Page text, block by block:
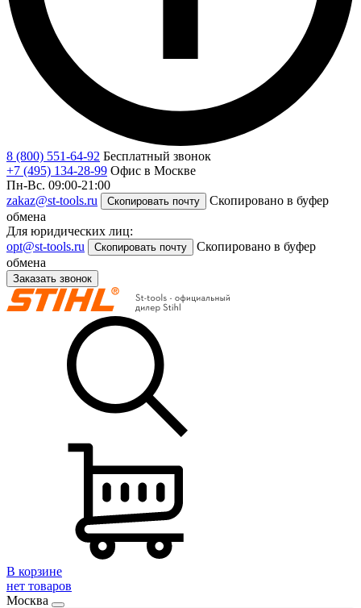
8 (800) 551-64-92 Бесплатный звонок
+7 (495) 134-28-99 Офис в Москве
Пн-Вс. 09:00-21:00
zakaz@st-tools.ru
Скопировать почту
Скопировано в буфер
обмена
Для юридических лиц:
opt@st-tools.ru
Скопировать почту
Скопировано в буфер
обмена
Заказать звонок
В корзине
нет товаров
Москва